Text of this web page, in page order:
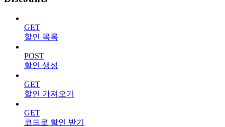
GET
할인 목록
POST
할인 생성
GET
할인 가져오기
GET
코드로 할인 받기